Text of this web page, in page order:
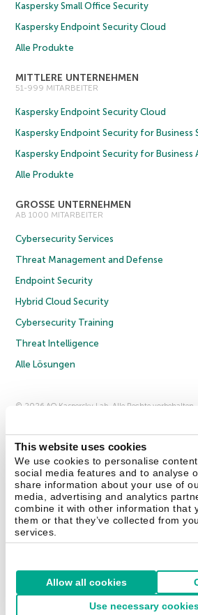
This website uses cookies
We use cookies to personalise
social media features and to analyse
share information about your use of
media, advertising and analytics
combine it with other information that
them or that they’ve collected from
services.
Allow all cookies
Use necessary
Kaspersky Small Office Security
Kaspersky Endpoint Security Cloud
Alle Produkte
MITTLERE UNTERNEHMEN
51-999 MITARBEITER
Kaspersky Endpoint Security Cloud
Kaspersky Endpoint Security for Business
Kaspersky Endpoint Security for Business
Alle Produkte
GROSSE UNTERNEHMEN
AB 1000 MITARBEITER
Cybersecurity Services
Threat Management and Defense
Endpoint Security
Hybrid Cloud Security
Cybersecurity Training
Threat Intelligence
Alle Lösungen
© 2026 AO Kaspersky Lab. Alle Rechte vorbehalten.
Anmeldung zum Newsletter für B2B-
Kontakt Über uns Partner Blog
Weitere
Pressemitteilungen
Securelist Eugene Personal Blog Enzyklopädie
Deutschland & Schweiz